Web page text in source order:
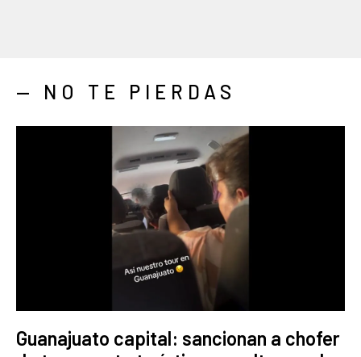
— NO TE PIERDAS
Guanajuato capital: sancionan a chofer